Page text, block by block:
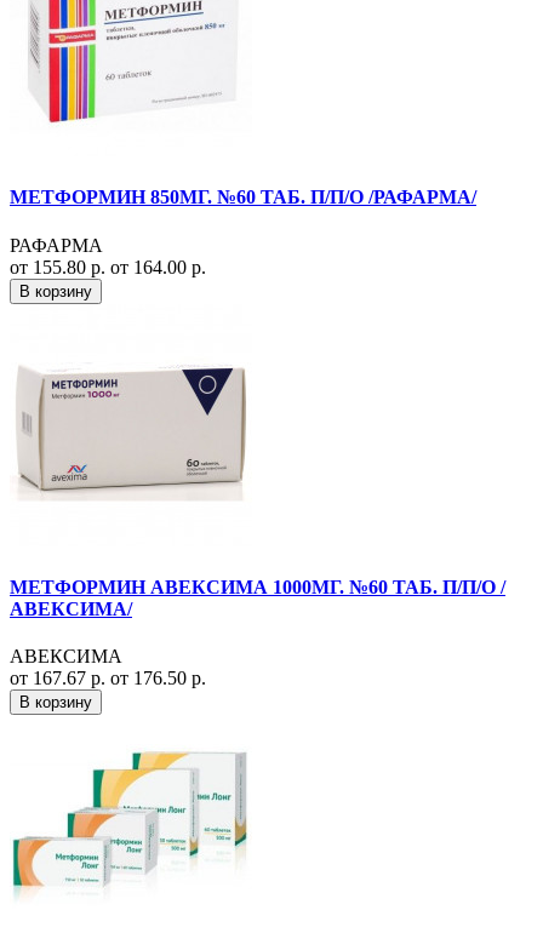
МЕТФОРМИН 850МГ. №60 ТАБ. П/П/О /РАФАРМА/
РАФАРМА
от 155.80 р. от 164.00 р.
В корзину
МЕТФОРМИН АВЕКСИМА 1000МГ. №60 ТАБ. П/П/О /
АВЕКСИМА/
АВЕКСИМА
от 167.67 р. от 176.50 р.
В корзину